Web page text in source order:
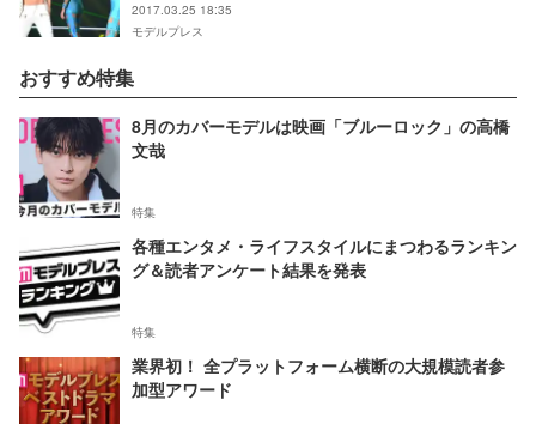
2017.03.25 18:35
モデルプレス
おすすめ特集
8月のカバーモデルは映画「ブルーロック」の高橋
文哉
特集
各種エンタメ・ライフスタイルにまつわるランキン
グ＆読者アンケート結果を発表
特集
業界初！ 全プラットフォーム横断の大規模読者参
加型アワード